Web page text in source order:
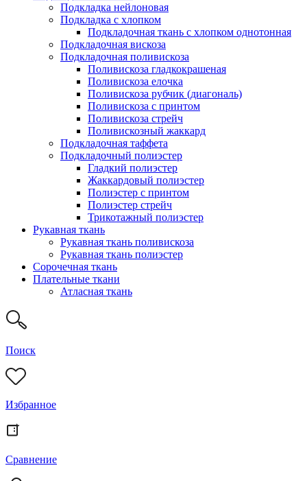
Подкладка нейлоновая
Подкладка с хлопком
Подкладочная ткань с хлопком однотонная
Подкладочная вискоза
Подкладочная поливискоза
Поливискоза гладкокрашеная
Поливискоза елочка
Поливискоза рубчик (диагональ)
Поливискоза с принтом
Поливискоза стрейч
Поливискозный жаккард
Подкладочная таффета
Подкладочный полиэстер
Гладкий полиэстер
Жаккардовый полиэстер
Полиэстер с принтом
Полиэстер стрейч
Трикотажный полиэстер
Рукавная ткань
Рукавная ткань поливискоза
Рукавная ткань полиэстер
Сорочечная ткань
Плательные ткани
Атласная ткань
Поиск
Избранное
Сравнение